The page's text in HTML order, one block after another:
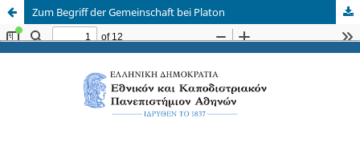
Zum Begriff der Gemeinschaft bei Platon